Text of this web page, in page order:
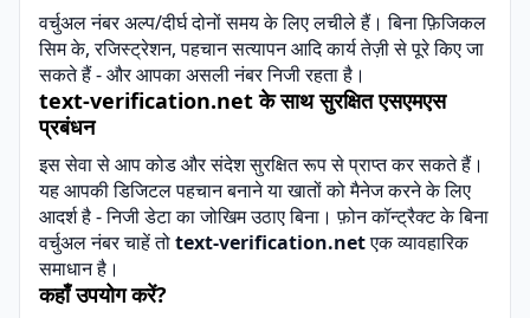
वर्चुअल नंबरअल्प/दीर्घ दोनों समय के लिए लचीले हैं। बिना फ़िजिकल
सिम के, रजिस्ट्रेशन, पहचान सत्यापन आदि कार्य तेज़ी से पूरे किए जा
सकते हैं - और आपका असली नंबर निजी रहता है।
text-verification.net के साथ सुरक्षित एसएमएस
प्रबंधन
इस सेवा से आप कोड और संदेश सुरक्षित रूप से प्राप्त कर सकते हैं।
यह आपकी डिजिटल पहचान बनाने या खातों को मैनेज करने के लिए
आदर्श है - निजी डेटा का जोखिम उठाए बिना। फ़ोन कॉन्ट्रैक्ट के बिना
वर्चुअल नंबर चाहें तोtext-verification.netएक व्यावहारिक
समाधान है।
कहाँ उपयोग करें?